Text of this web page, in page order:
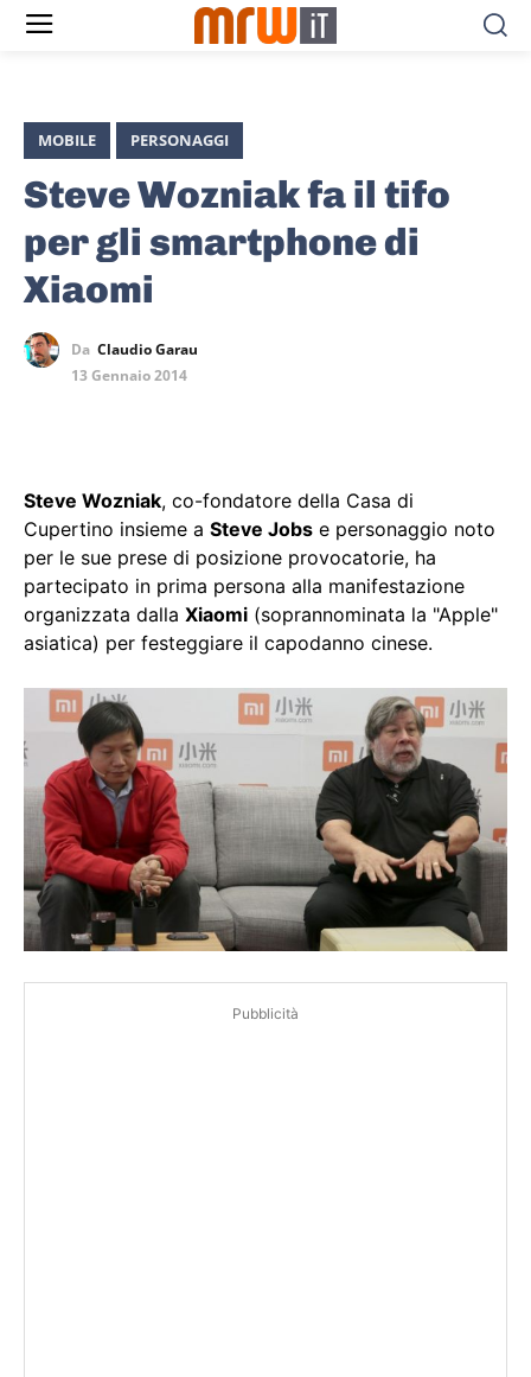
MOBILE PERSONAGGI
Steve Wozniak fa il tifo
per gli smartphone di
Xiaomi
Da Claudio Garau
13 Gennaio 2014
Steve Wozniak, co-fondatore della Casa di
Cupertino insieme a Steve Jobs e personaggio noto
per le sue prese di posizione provocatorie, ha
partecipato in prima persona alla manifestazione
organizzata dalla Xiaomi (soprannominata la "Apple"
asiatica) per festeggiare il capodanno cinese.
Pubblicità